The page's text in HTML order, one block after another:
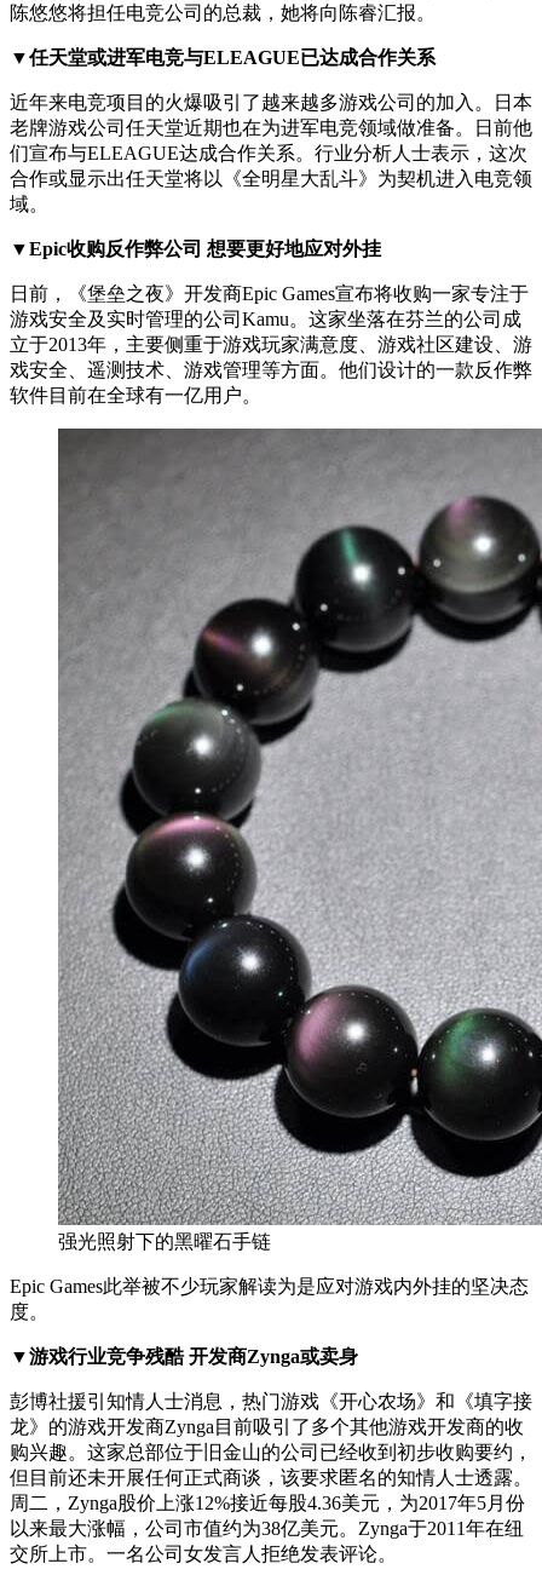
陈悠悠将担任电竞公司的总裁，她将向陈睿汇报。
▼任天堂或进军电竞与ELEAGUE已达成合作关系
近年来电竞项目的火爆吸引了越来越多游戏公司的加入。日本
老牌游戏公司任天堂近期也在为进军电竞领域做准备。日前他
们宣布与ELEAGUE达成合作关系。行业分析人士表示，这次
合作或显示出任天堂将以《全明星大乱斗》为契机进入电竞领
域。
▼Epic收购反作弊公司 想要更好地应对外挂
日前，《堡垒之夜》开发商Epic Games宣布将收购一家专注于
游戏安全及实时管理的公司Kamu。这家坐落在芬兰的公司成
立于2013年，主要侧重于游戏玩家满意度、游戏社区建设、游
戏安全、遥测技术、游戏管理等方面。他们设计的一款反作弊
软件目前在全球有一亿用户。
强光照射下的黑曜石手链
Epic Games此举被不少玩家解读为是应对游戏内外挂的坚决态
度。
▼游戏行业竞争残酷 开发商Zynga或卖身
彭博社援引知情人士消息，热门游戏《开心农场》和《填字接
龙》的游戏开发商Zynga目前吸引了多个其他游戏开发商的收
购兴趣。这家总部位于旧金山的公司已经收到初步收购要约，
但目前还未开展任何正式商谈，该要求匿名的知情人士透露。
周二，Zynga股价上涨12%接近每股4.36美元，为2017年5月份
以来最大涨幅，公司市值约为38亿美元。Zynga于2011年在纽
交所上市。一名公司女发言人拒绝发表评论。